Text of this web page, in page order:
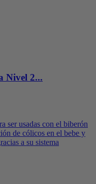
Nivel 2...
ser usadas con el biberón
de cólicos en el bebe y
a su sistema